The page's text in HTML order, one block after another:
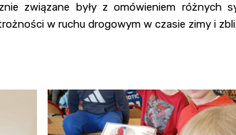
związane były z omówieniem różnych
w ruchu drogowym w czasie zimy i